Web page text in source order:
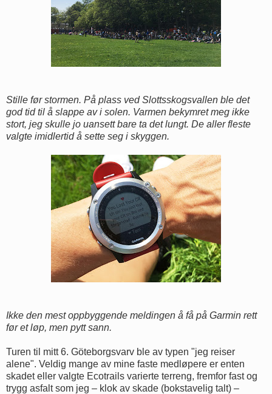
Stille før stormen. På plass ved Slottsskogsvallen ble det
god tid til å slappe av i solen. Varmen bekymret meg ikke
stort, jeg skulle jo uansett bare ta det lungt. De aller fleste
valgte imidlertid å sette seg i skyggen.
Ikke den mest oppbyggende meldingen å få på Garmin rett
før et løp, men pytt sann.
Turen til mitt 6. Göteborgsvarv ble av typen "jeg reiser
alene". Veldig mange av mine faste medløpere er enten
skadet eller valgte Ecotrails varierte terreng, fremfor fast og
trygg asfalt som jeg – klok av skade (bokstavelig talt) –